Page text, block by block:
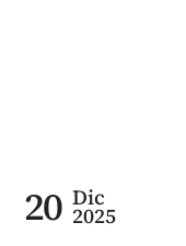
20 Dic
2025